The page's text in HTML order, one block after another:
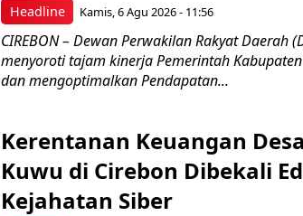
Headline Kamis, 6 Agu 2026 - 11:56
CIREBON – Dewan Perwakilan Rakyat Daerah
menyoroti tajam kinerja Pemerintah
dan mengoptimalkan Pendapatan...
Kerentanan Keuangan
Kuwu di Cirebon Dibekali
Kejahatan Siber